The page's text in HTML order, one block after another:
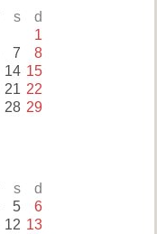
s d
1
7 8
14 15
21 22
28 29
s d
5 6
12 13